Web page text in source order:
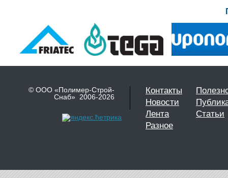
© ООО «Полимер-Строй-
Снаб» 2006-2026
Контакты
Новости
Лента
Статьи
Разное